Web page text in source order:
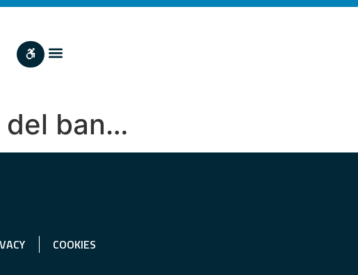
del ban…
COOKIES